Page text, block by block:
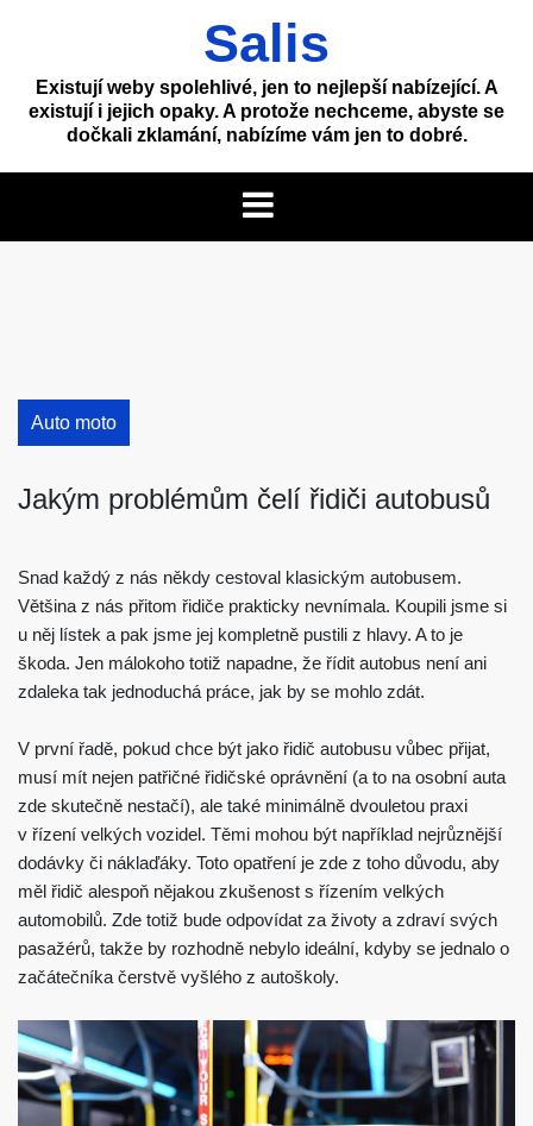
Salis
Existují weby spolehlivé, jen to nejlepší nabízející. A
existují i jejich opaky. A protože nechceme, abyste se
dočkali zklamání, nabízíme vám jen to dobré.
Auto moto
Jakým problémům čelí řidiči autobusů
Snad každý z nás někdy cestoval klasickým autobusem.
Většina z nás přitom řidiče prakticky nevnímala. Koupili jsme si
u něj lístek a pak jsme jej kompletně pustili z hlavy. A to je
škoda. Jen málokoho totiž napadne, že řídit autobus není ani
zdaleka tak jednoduchá práce, jak by se mohlo zdát.
V první řadě, pokud chce být jako řidič autobusu vůbec přijat,
musí mít nejen patřičné řidičské oprávnění (a to na osobní auta
zde skutečně nestačí), ale také minimálně dvouletou praxi
v řízení velkých vozidel. Těmi mohou být například nejrůznější
dodávky či náklaďáky. Toto opatření je zde z toho důvodu, aby
měl řidič alespoň nějakou zkušenost s řízením velkých
automobilů. Zde totiž bude odpovídat za životy a zdraví svých
pasažérů, takže by rozhodně nebylo ideální, kdyby se jednalo o
začátečníka čerstvě vyšlého z autoškoly.